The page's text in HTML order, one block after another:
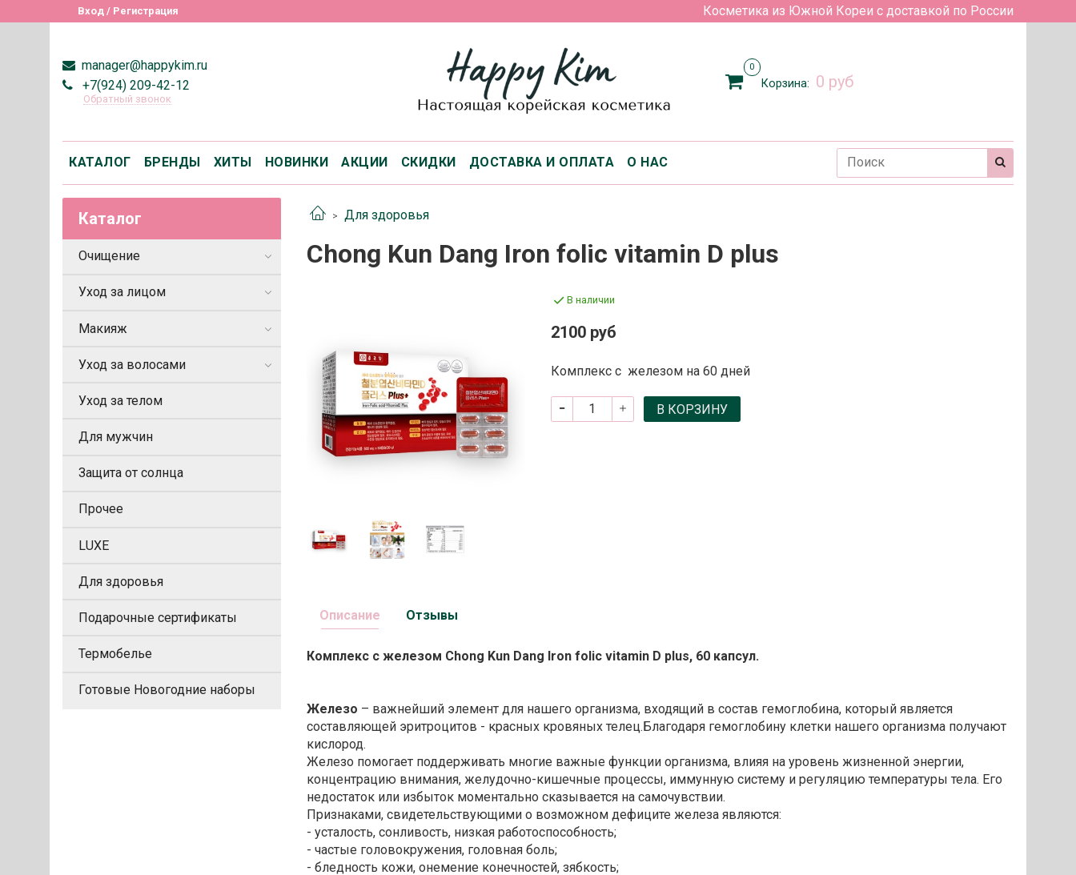
Вход / Регистрация Косметика из Южной Кореи с доставкой по России
manager@happykim.ru
+7(924) 209-42-12
Обратный звонок
0
Корзина: 0 руб
КАТАЛОГ БРЕНДЫ ХИТЫ НОВИНКИ АКЦИИ СКИДКИ ДОСТАВКА И ОПЛАТА О НАС
Для здоровья
Chong Kun Dang Iron folic vitamin D plus
В наличии
2100 руб
Комплекс с железом на 60 дней
В КОРЗИНУ
Описание
Комплекс с железом Chong Kun Dang Iron folic vitamin D plus, 60 капсул.
Железо – важнейший элемент для нашего организма, входящий в состав гемоглобина, который является
составляющей эритроцитов - красных кровяных телец.Благодаря гемоглобину клетки нашего организма получают
кислород.
Железо помогает поддерживать многие важные функции организма, влияя на уровень жизненной энергии,
концентрацию внимания, желудочно-кишечные процессы, иммунную систему и регуляцию температуры тела. Его
недостаток или избыток моментально сказывается на самочувствии.
Признаками, свидетельствующими о возможном дефиците железа являются:
- усталость, сонливость, низкая работоспособность;
- частые головокружения, головная боль;
- бледность кожи, онемение конечностей, зябкость;
Отзывы
Каталог
Очищение
Уход за лицом
Макияж
Уход за волосами
Уход за телом
Для мужчин
Защита от солнца
Прочее
LUXE
Для здоровья
Подарочные сертификаты
Термобелье
Готовые Новогодние наборы